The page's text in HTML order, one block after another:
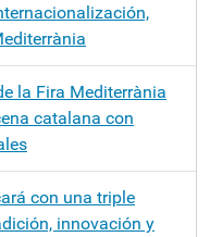
la Fira Mediterrània
catalana con
con una triple
innovación y